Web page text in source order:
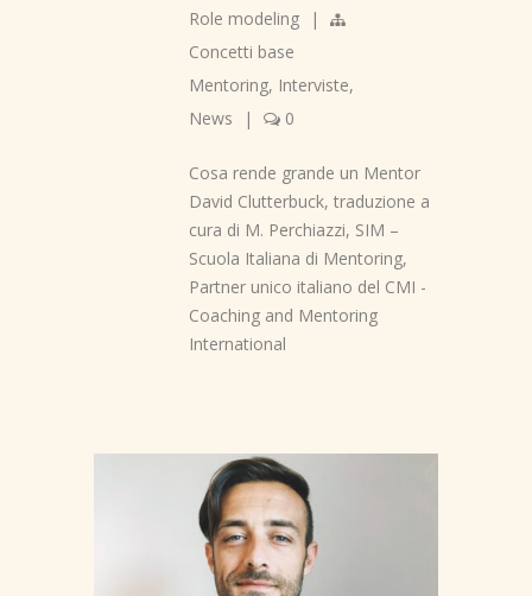
Role modeling
|
Concetti base
Mentoring, Interviste,
News
| 0
Cosa rende grande un Mentor
David Clutterbuck, traduzione a
cura di M. Perchiazzi, SIM –
Scuola Italiana di Mentoring,
Partner unico italiano del CMI -
Coaching and Mentoring
International